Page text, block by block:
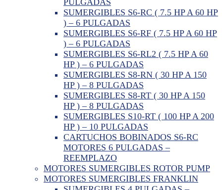
SUMERGIBLES S6-RC ( 7.5 HP A 60 HP
) – 6 PULGADAS
SUMERGIBLES S6-RF ( 7.5 HP A 60 HP
) – 6 PULGADAS
SUMERGIBLES S6-RL2 ( 7.5 HP A 60
HP ) – 6 PULGADAS
SUMERGIBLES S8-RN ( 30 HP A 150
HP ) – 8 PULGADAS
SUMERGIBLES S8-RT ( 30 HP A 150
HP ) – 8 PULGADAS
SUMERGIBLES S10-RT ( 100 HP A 200
HP ) – 10 PULGADAS
CARTUCHOS BOBINADOS S6-RC
MOTORES 6 PULGADAS –
REEMPLAZO
MOTORES SUMERGIBLES ROTOR PUMP
MOTORES SUMERGIBLES FRANKLIN